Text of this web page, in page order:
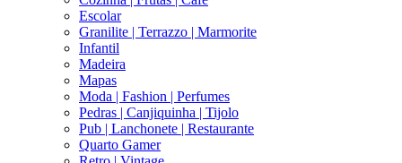
Escolar
Granilite | Terrazzo | Marmorite
Infantil
Madeira
Mapas
Moda | Fashion | Perfumes
Pedras | Canjiquinha | Tijolo
Pub | Lanchonete | Restaurante
Quarto Gamer